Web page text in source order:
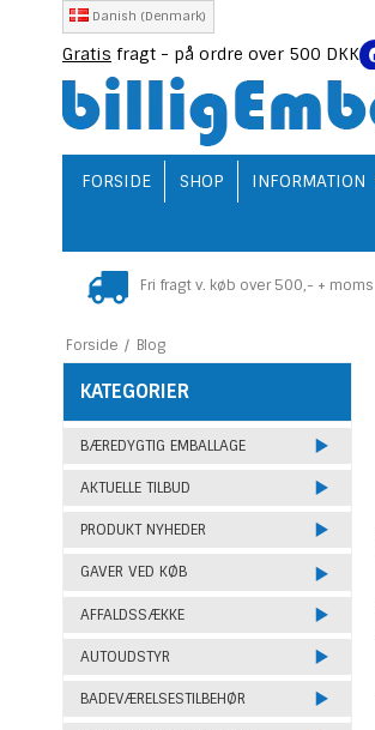
Danish (Denmark)
Gratis fragt - på ordre over 500 DKK
FORSIDE SHOP INFORMATION
Fri fragt v. køb over 500,- + moms
Forside / Blog
KATEGORIER
BÆREDYGTIG EMBALLAGE
AKTUELLE TILBUD
PRODUKT NYHEDER
GAVER VED KØB
AFFALDSSÆKKE
AUTOUDSTYR
BADEVÆRELSESTILBEHØR